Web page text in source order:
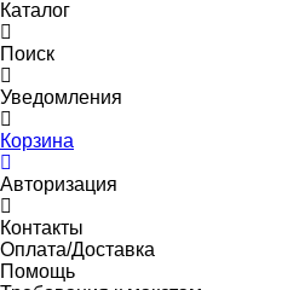
Каталог
Поиск
Уведомления
Корзина
Авторизация
Контакты
Оплата/Доставка
Помощь